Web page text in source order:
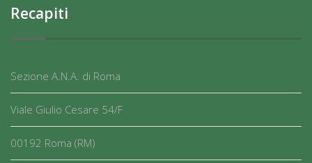
Recapiti
Sezione A.N.A. di Roma
Viale Giulio Cesare 54/F
00192 Roma (RM)